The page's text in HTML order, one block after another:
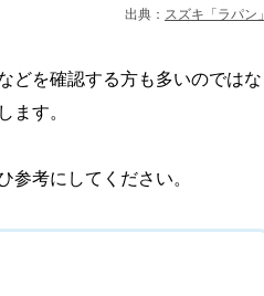
出典： スズキ「ラパン」
どを確認する方も多いのではな
ます。
参考にしてください。